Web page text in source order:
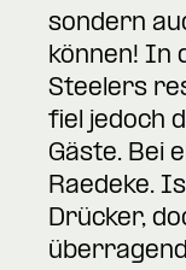
sondern
können! In
Steelers
fiel jedoch
Gäste. Bei
Raedeke.
Drücker,